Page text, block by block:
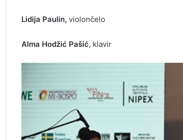
Lidija Paulin, violončelo
Alma Hodžić Pašić, klavir